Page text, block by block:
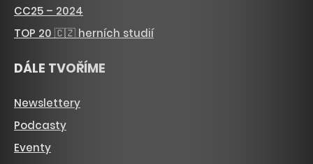
CC25 – 2024
TOP 20 🇨🇿 herních studií
DÁLE TVOŘÍME
Newslettery
Podcasty
Eventy